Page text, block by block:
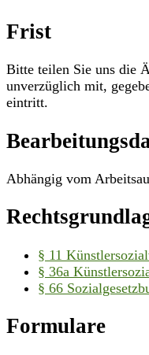
Frist
Bitte teilen Sie uns die
unverzüglich mit,
eintritt.
Abhängig vom
§ 11
§ 36a
§ 66
Formulare